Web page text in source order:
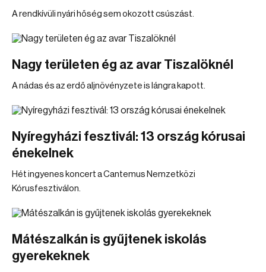
A rendkívüli nyári hőség sem okozott csúszást.
Nagy területen ég az avar Tiszalöknél
A nádas és az erdő aljnövényzete is lángra kapott.
Nyíregyházi fesztivál: 13 ország kórusai
énekelnek
Hét ingyenes koncert a Cantemus Nemzetközi
Kórusfesztiválon.
Mátészalkán is gyűjtenek iskolás
gyerekeknek